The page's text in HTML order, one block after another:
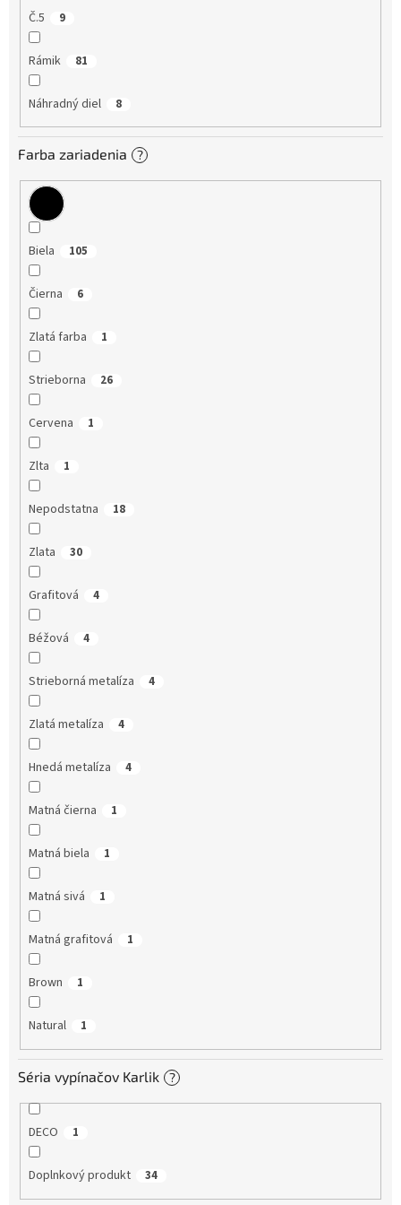
Č.5 9
Rámik 81
Náhradný diel 8
Farba zariadenia ?
Biela 105
Čierna 6
Zlatá farba 1
Strieborna 26
Cervena 1
Zlta 1
Nepodstatna 18
Zlata 30
Grafitová 4
Béžová 4
Strieborná metalíza 4
Zlatá metalíza 4
Hnedá metalíza 4
Matná čierna 1
Matná biela 1
Matná sivá 1
Matná grafitová 1
Brown 1
Natural 1
Séria vypínačov Karlik ?
DECO 1
Doplnkový produkt 34